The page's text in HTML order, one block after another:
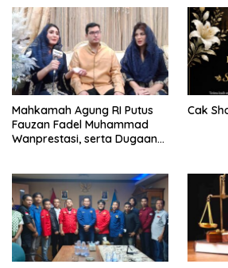
Mahkamah Agung RI Putus
Fauzan Fadel Muhammad
Wanprestasi, serta Dugaan
Cak